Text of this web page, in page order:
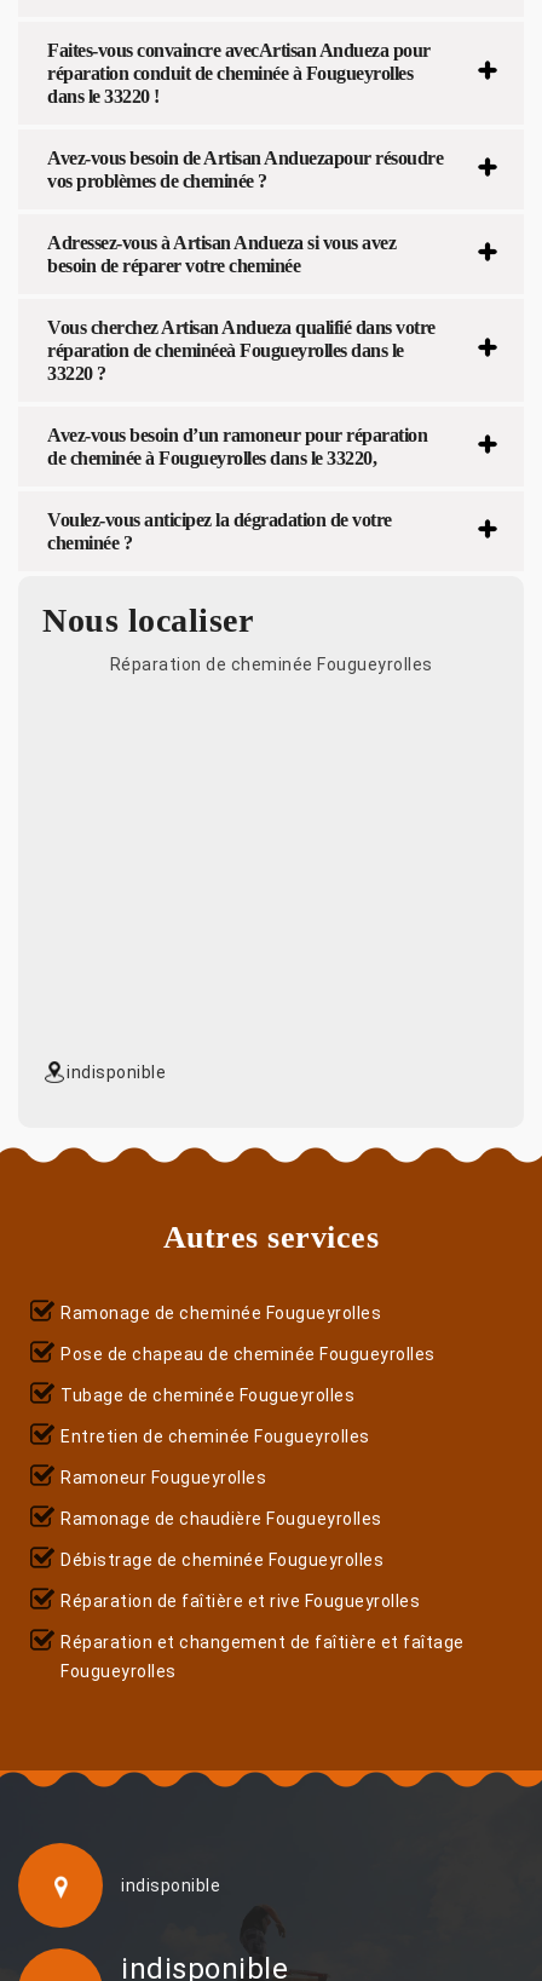
Faites-vous convaincre avecArtisan Andueza pour
réparation conduit de cheminée à Fougueyrolles
dans le 33220 !
Avez-vous besoin de Artisan Anduezapour résoudre
vos problèmes de cheminée ?
Adressez-vous à Artisan Andueza si vous avez
besoin de réparer votre cheminée
Vous cherchez Artisan Andueza qualifié dans votre
réparation de cheminéeà Fougueyrolles dans le
33220 ?
Avez-vous besoin d’un ramoneur pour réparation
de cheminée à Fougueyrolles dans le 33220,
Voulez-vous anticipez la dégradation de votre
cheminée ?
Nous localiser
Réparation de cheminée Fougueyrolles
indisponible
Autres services
Ramonage de cheminée Fougueyrolles
Pose de chapeau de cheminée Fougueyrolles
Tubage de cheminée Fougueyrolles
Entretien de cheminée Fougueyrolles
Ramoneur Fougueyrolles
Ramonage de chaudière Fougueyrolles
Débistrage de cheminée Fougueyrolles
Réparation de faîtière et rive Fougueyrolles
Réparation et changement de faîtière et faîtage
Fougueyrolles
indisponible
indisponible